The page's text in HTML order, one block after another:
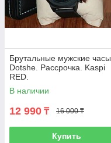
Брутальные мужские часы
Dotshe. Рассрочка. Kaspi
RED.
В наличии
12 990 ₸ 16 000 ₸
Купить